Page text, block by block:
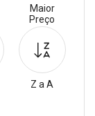
Maior
Preço
Z a A